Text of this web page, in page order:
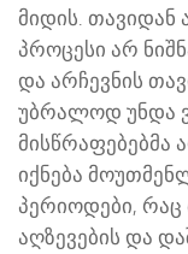
მიდის. თავიდან
პროცესი არ
და არჩევნის
უბრალოდ უნდა
მისწრაფებებმა
იქნება
პერიოდები, რაც
აღზევების და